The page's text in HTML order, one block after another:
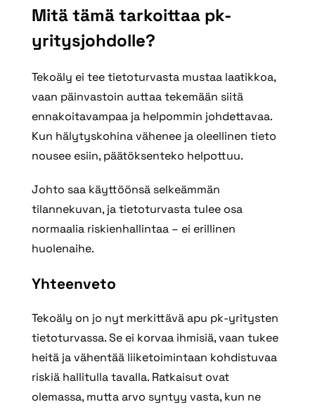
Mitä tämä tarkoittaa pk-
yritysjohdolle?
Tekoäly ei tee tietoturvasta mustaa laatikkoa,
vaan päinvastoin auttaa tekemään siitä
ennakoitavampaa ja helpommin johdettavaa.
Kun hälytyskohina vähenee ja oleellinen tieto
nousee esiin, päätöksenteko helpottuu.
Johto saa käyttöönsä selkeämmän
tilannekuvan, ja tietoturvasta tulee osa
normaalia riskienhallintaa – ei erillinen
huolenaihe.
Yhteenveto
Tekoäly on jo nyt merkittävä apu pk‑yritysten
tietoturvassa. Se ei korvaa ihmisiä, vaan tukee
heitä ja vähentää liiketoimintaan kohdistuvaa
riskiä hallitulla tavalla. Ratkaisut ovat
olemassa, mutta arvo syntyy vasta, kun ne